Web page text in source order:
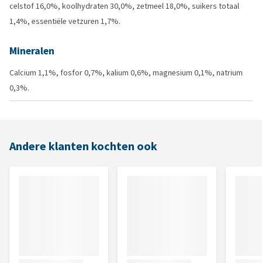
celstof 16,0%, koolhydraten 30,0%, zetmeel 18,0%, suikers totaal
1,4%, essentiële vetzuren 1,7%.
Mineralen
Calcium 1,1%, fosfor 0,7%, kalium 0,6%, magnesium 0,1%, natrium
0,3%.
Andere klanten kochten ook